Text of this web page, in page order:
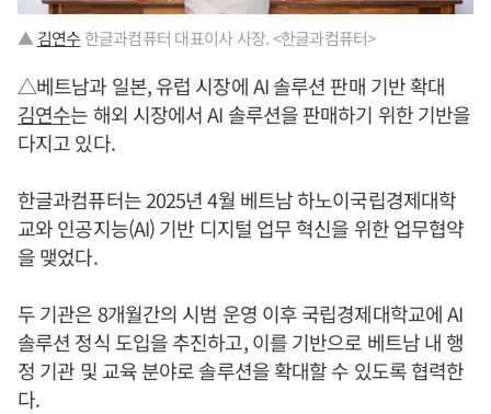
▲ 김연수 한글과컴퓨터 대표이사 사장. <한글과컴퓨터>
△베트남과 일본, 유럽 시장에 AI 솔루션 판매 기반 확대
김연수는 해외 시장에서 AI 솔루션을 판매하기 위한 기반을
다지고 있다.
한글과컴퓨터는 2025년 4월 베트남 하노이국립경제대학
교와 인공지능(AI) 기반 디지털 업무 혁신을 위한 업무협약
을 맺었다.
두 기관은 8개월간의 시범 운영 이후 국립경제대학교에 AI
솔루션 정식 도입을 추진하고, 이를 기반으로 베트남 내 행
정 기관 및 교육 분야로 솔루션을 확대할 수 있도록 협력한
다.